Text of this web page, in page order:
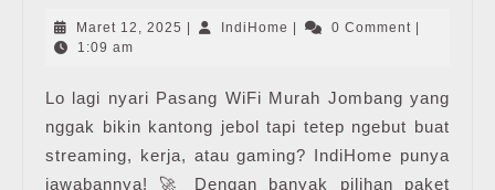
Murah
Maret 12, 2025 Maret
| IndiHome IndiHome
| 0 Comment |
1:09 am
Lo lagi nyari Pasang WiFi Murah Jombang yang
nggak bikin kantong jebol tapi tetep ngebut buat
streaming, kerja, atau gaming? IndiHome punya
jawabannya! 🚀 Dengan banyak pilihan paket